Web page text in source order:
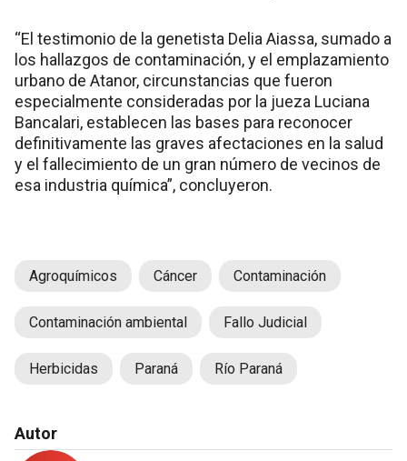
“El testimonio de la genetista Delia Aiassa, sumado a
los hallazgos de contaminación, y el emplazamiento
urbano de Atanor, circunstancias que fueron
especialmente consideradas por la jueza Luciana
Bancalari, establecen las bases para reconocer
definitivamente las graves afectaciones en la salud
y el fallecimiento de un gran número de vecinos de
esa industria química”, concluyeron.
Agroquímicos Cáncer Contaminación
Contaminación ambiental Fallo Judicial
Herbicidas Paraná Río Paraná
Autor